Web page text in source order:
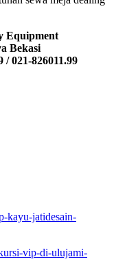
Equipment
Bekasi
/ 021-826011.99
kayu-jatidesain-
vip-di-ulujami-